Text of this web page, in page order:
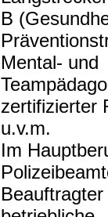
B
Mental- und
zertifizierter
u.v.m.
Im